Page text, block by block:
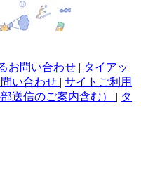
お問い合わせ | タイアッ
い合わせ | サイトご利用
送信のご案内含む） | タ